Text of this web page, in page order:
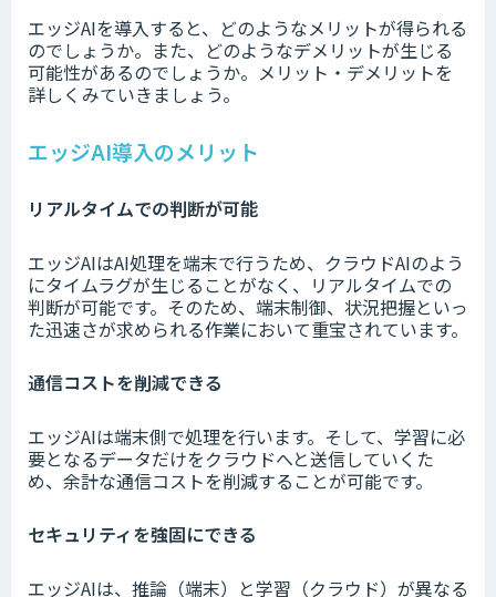
エッジAIを導入すると、どのようなメリットが得られる
のでしょうか。また、どのようなデメリットが生じる
可能性があるのでしょうか。メリット・デメリットを
詳しくみていきましょう。
エッジAI導入のメリット
リアルタイムでの判断が可能
エッジAIはAI処理を端末で行うため、クラウドAIのよう
にタイムラグが生じることがなく、リアルタイムでの
判断が可能です。そのため、端末制御、状況把握といっ
た迅速さが求められる作業において重宝されています。
通信コストを削減できる
エッジAIは端末側で処理を行います。そして、学習に必
要となるデータだけをクラウドへと送信していくた
め、余計な通信コストを削減することが可能です。
セキュリティを強固にできる
エッジAIは、推論（端末）と学習（クラウド）が異なる